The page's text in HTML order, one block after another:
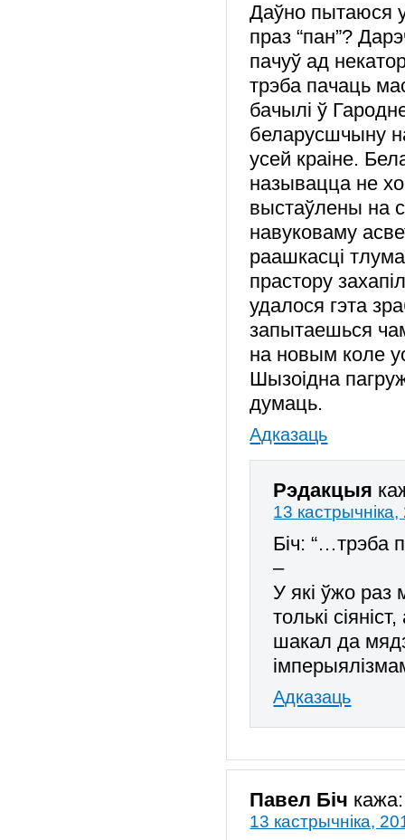
Даўно пытаюся
праз “пан”?
пачуў ад
трэба пачаць
бачылі ў
беларусшчыну
усей краіне.
называцца не
выстаўлены на
навуковаму
раашкасці
прастору
удалося гэта
запытаешься
на новым коле
Шызоідна
думаць.
Адказаць
Рэдакцыя
13
Біч: “…трэба
–
У які ўжо
толькі
шакал да
Адказаць
Павел Біч кажа:
13 кастрычніка,